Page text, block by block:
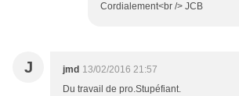
Cordialement<br /> JCB
J jmd 13/02/2016 21:57
Du travail de pro.Stupéfiant.